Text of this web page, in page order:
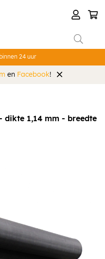
24 uur
en Facebook!
dikte 1,14 mm - breedte